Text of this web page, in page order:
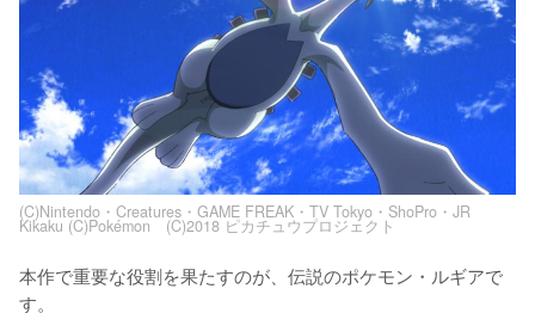
(C)Nintendo・Creatures・GAME FREAK・TV Tokyo・ShoPro・JR
Kikaku (C)Pokémon (C)2018 ピカチュウプロジェクト
本作で重要な役割を果たすのが、伝説のポケモン・ルギアで
す。